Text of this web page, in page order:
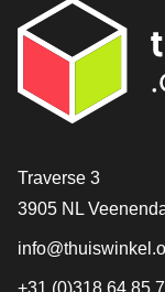
Traverse 3
3905 NL
+31 (0)318 64 85